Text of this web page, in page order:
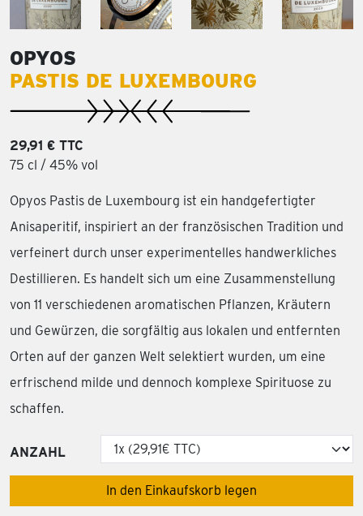
OPYOS
PASTIS DE LUXEMBOURG
29,91 € TTC
75 cl / 45% vol
Opyos Pastis de Luxembourg ist ein handgefertigter
Anisaperitif, inspiriert an der französischen Tradition und
verfeinert durch unser experimentelles handwerkliches
Destillieren. Es handelt sich um eine Zusammenstellung
von 11 verschiedenen aromatischen Pflanzen, Kräutern
und Gewürzen, die sorgfältig aus lokalen und entfernten
Orten auf der ganzen Welt selektiert wurden, um eine
erfrischend milde und dennoch komplexe Spirituose zu
schaffen.
ANZAHL
In den Einkaufskorb legen